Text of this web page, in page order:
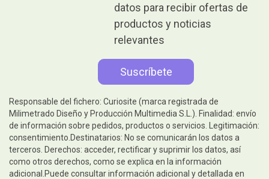
datos para recibir ofertas de
productos y noticias
relevantes
Responsable del fichero: Curiosite (marca registrada de
Milimetrado Diseño y Producción Multimedia S.L.). Finalidad: envío
de información sobre pedidos, productos o servicios. Legitimación:
consentimiento.Destinatarios: No se comunicarán los datos a
terceros. Derechos: acceder, rectificar y suprimir los datos, así
como otros derechos, como se explica en la información
adicional.Puede consultar información adicional y detallada en